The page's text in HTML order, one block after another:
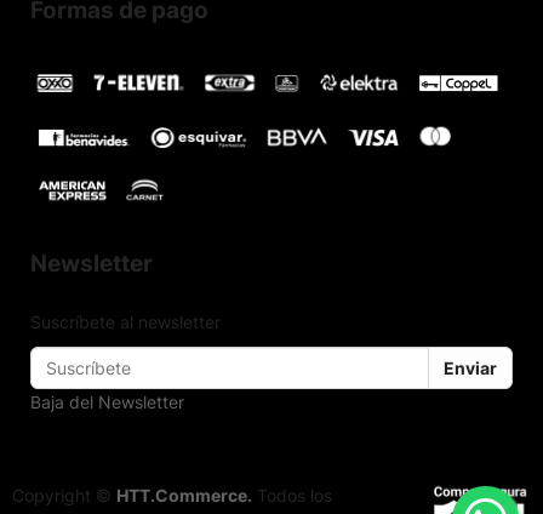
Formas de pago
Newsletter
Suscríbete al newsletter
Enviar
Baja del Newsletter
Copyright © HTT.Commerce. Todos los